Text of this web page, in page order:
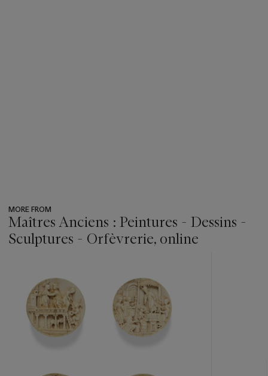
MORE FROM
Maîtres Anciens : Peintures - Dessins -
Sculptures - Orfèvrerie, online
item_current_of_total_txt